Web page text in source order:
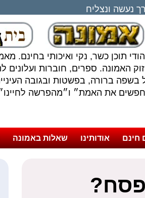
נעשה ונצליח
תוכן כשר, נקי ואיכותי בחינם.
האמונה. ספרים, חוברות ועלונים
בשפה ברורה, בפשטות ובגובה
את האמת״ ו״מהפרשה
חינם אודותינו שאלות באמונה